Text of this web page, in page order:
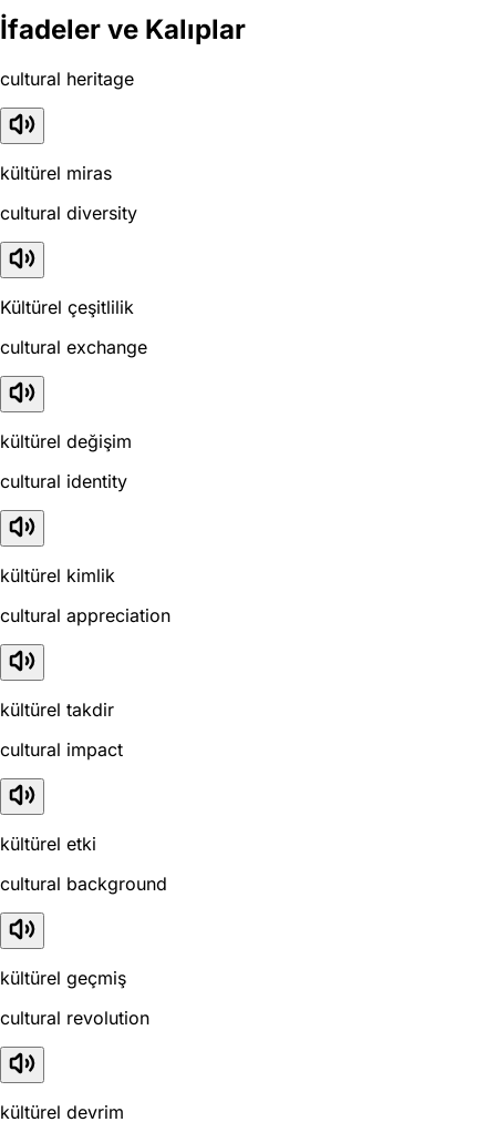
İfadeler ve Kalıplar
cultural heritage
kültürel miras
cultural diversity
Kültürel çeşitlilik
cultural exchange
kültürel değişim
cultural identity
kültürel kimlik
cultural appreciation
kültürel takdir
cultural impact
kültürel etki
cultural background
kültürel geçmiş
cultural revolution
kültürel devrim